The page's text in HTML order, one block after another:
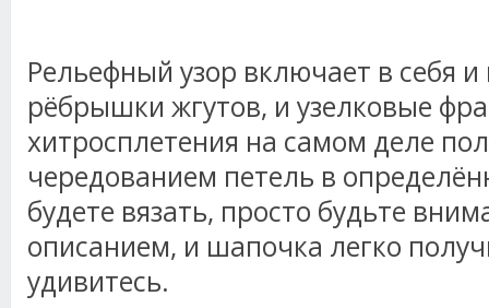
Рельефный узор включает в себя и
рёбрышки жгутов, и узелковые
хитросплетения на самом деле
чередованием петель в
будете вязать, просто будьте
описанием, и шапочка легко
удивитесь.